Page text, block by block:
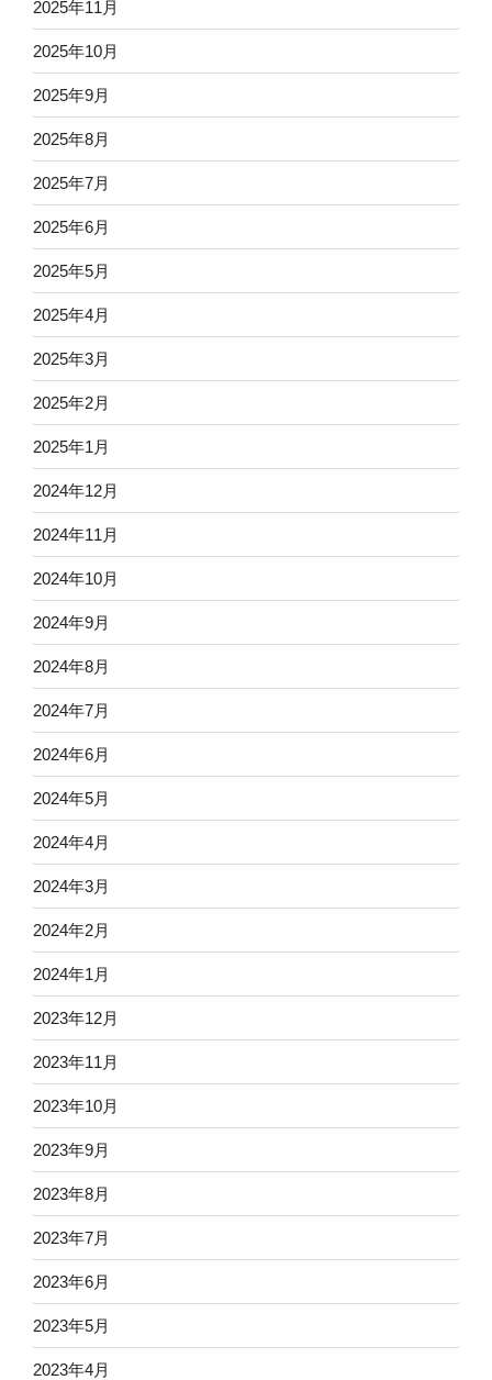
2025年11月
2025年10月
2025年9月
2025年8月
2025年7月
2025年6月
2025年5月
2025年4月
2025年3月
2025年2月
2025年1月
2024年12月
2024年11月
2024年10月
2024年9月
2024年8月
2024年7月
2024年6月
2024年5月
2024年4月
2024年3月
2024年2月
2024年1月
2023年12月
2023年11月
2023年10月
2023年9月
2023年8月
2023年7月
2023年6月
2023年5月
2023年4月